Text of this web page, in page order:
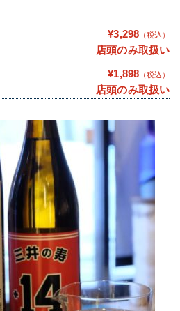
¥3,298 （税込）
店頭のみ取扱い
¥1,898 （税込）
店頭のみ取扱い